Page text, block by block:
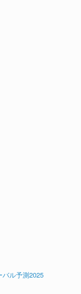
ル予測2025